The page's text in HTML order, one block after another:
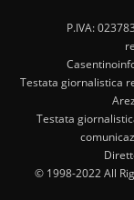
P.IVA:
Testata giornalistica
Testata
© 1998-2022 All